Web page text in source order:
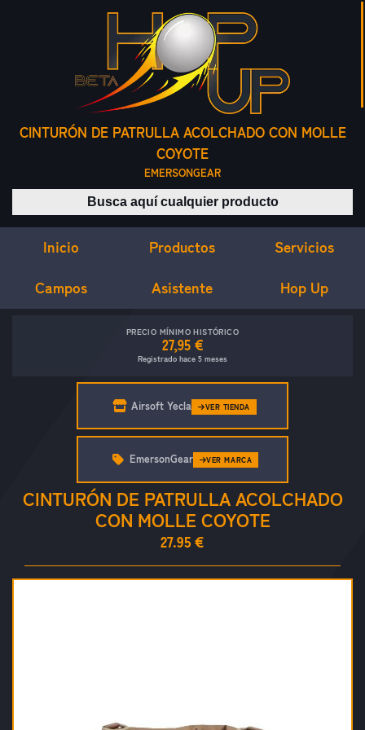
CINTURÓN DE PATRULLA ACOLCHADO CON MOLLE
COYOTE
EMERSONGEAR
Buscar productos
Inicio Productos Servicios
Campos Asistente Hop Up
PRECIO MÍNIMO HISTÓRICO
27,95 €
Registrado hace 5 meses
Airsoft Yecla VER TIENDA
CINTURÓN DE PATRULLA ACOLCHADO
CON MOLLE COYOTE
27.95 €
EmersonGear VER MARCA